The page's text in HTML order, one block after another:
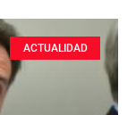
ACTUALIDAD